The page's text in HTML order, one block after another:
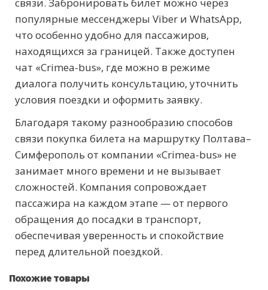
популярные мессенджеры Viber и WhatsApp,
что особенно удобно для пассажиров,
находящихся за границей. Также доступен
чат «Crimea-bus», где можно в режиме
диалога получить консультацию, уточнить
условия поездки и оформить заявку.
Благодаря такому разнообразию способов
связи покупка билета на маршрутку Полтава–
Симферополь от компании «Crimea-bus» не
занимает много времени и не вызывает
сложностей. Компания сопровождает
пассажира на каждом этапе — от первого
обращения до посадки в транспорт,
обеспечивая уверенность и спокойствие
перед длительной поездкой.
Похожие товары